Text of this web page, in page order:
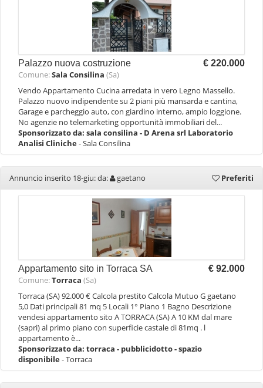
Palazzo nuova costruzione € 220.000
Comune:Sala Consilina (Sa)
Vendo Appartamento Cucina arredata in vero Legno Massello.
Palazzo nuovo indipendente su 2 piani più mansarda e cantina,
Garage e parcheggio auto, con giardino interno, ampio loggione.
No agenzie no telemarketing opportunità immobiliari del...
Sponsorizzato da: sala consilina - D Arena srl Laboratorio
Analisi Cliniche- Sala Consilina
Annuncio inserito 18-giu: da: gaetano Preferiti
Appartamento sito in Torraca SA € 92.000
Comune:Torraca (Sa)
Torraca (SA) 92.000 € Calcola prestito Calcola Mutuo G gaetano
5,0 Dati principali 81 mq 5 Locali 1° Piano 1 Bagno Descrizione
vendesi appartamento sito A TORRACA (SA) A 10 KM dal mare
(sapri) al primo piano con superficie castale di 81mq . l
appartamento è...
Sponsorizzato da: torraca - pubblicidotto - spazio
disponibile- Torraca